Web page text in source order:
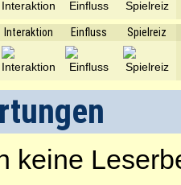
Interaktion Einfluss Spielreiz
keine